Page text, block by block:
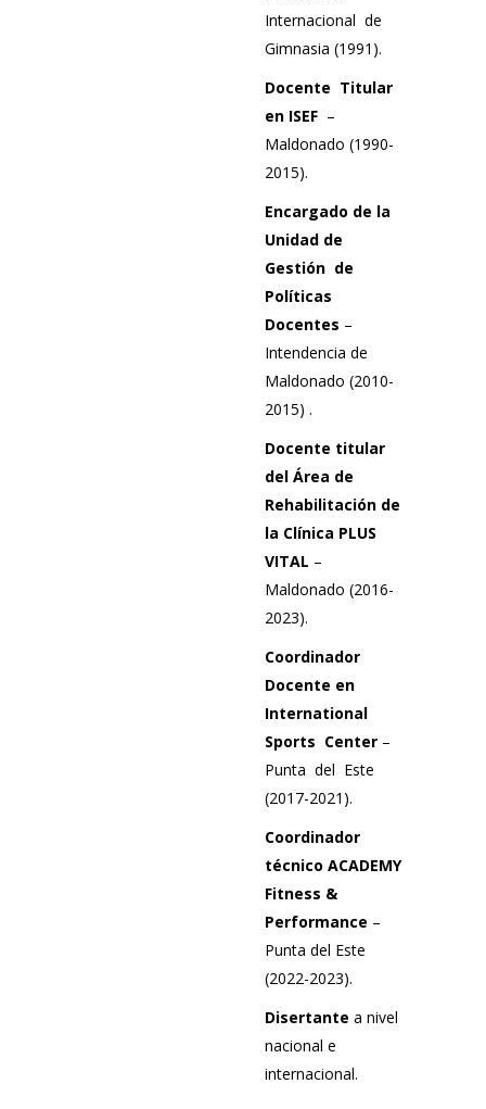
Internacional de
Gimnasia (1991).
Docente Titular
en ISEF –
Maldonado (1990-
2015).
Encargado de la
Unidad de
Gestión de
Políticas
Docentes –
Intendencia de
Maldonado (2010-
2015) .
Docente titular
del Área de
Rehabilitación de
la Clínica PLUS
VITAL –
Maldonado (2016-
2023).
Coordinador
Docente en
International
Sports Center –
Punta del Este
(2017-2021).
Coordinador
técnico ACADEMY
Fitness &
Performance –
Punta del Este
(2022-2023).
Disertante a nivel
nacional e
internacional.